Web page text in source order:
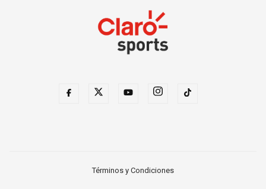
Términos y Condiciones